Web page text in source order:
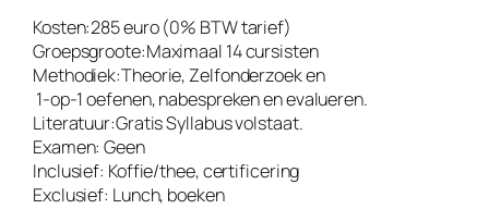
Kosten:285 euro (0% BTW tarief)
Groepsgroote:Maximaal 14 cursisten
Methodiek:Theorie, Zelfonderzoek en
1-op-1 oefenen, nabespreken en evalueren.
Literatuur:Gratis Syllabus volstaat.
Examen: Geen
Inclusief: Koffie/thee, certificering
Exclusief: Lunch, boeken